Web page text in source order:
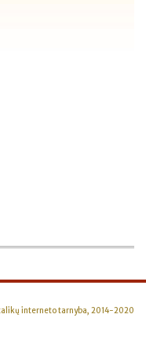
interneto tarnyba, 2014-2020